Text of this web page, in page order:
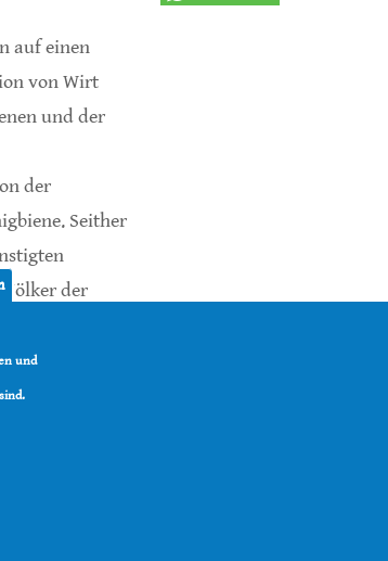
auf einen
von Wirt
und der
der
Seither
der
und